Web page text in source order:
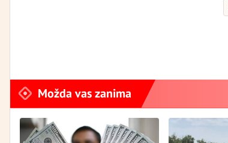
Možda vas zanima